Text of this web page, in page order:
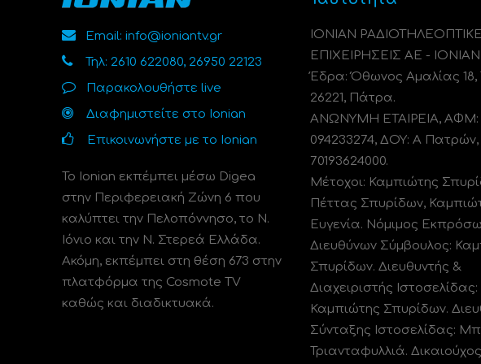
Email: info@ioniantv.gr
Τηλ: 2610 622080, 26950 22123
Παρακολουθήστε live
Διαφημιστείτε στο Ionian
Επικοινωνήστε με το Ionian
Το Ionian εκπέμπει μέσω Digea
στην Περιφερειακή Ζώνη 6 που
καλύπτει την Πελοπόννησο, το N.
Ιόνιο και την Ν. Στερεά Ελλάδα.
Ακόμη, εκπέμπει στη θέση 673 στην
πλατφόρμα της Cosmote TV
καθώς και διαδικτυακά.
ΙΟΝΙΑΝ
ΕΠΙΧΕΙΡΗΣΕΙΣ ΑΕ -
Έδρα: Όθωνος Αμαλίας 18,
26221, Πάτρα.
ΑΝΩΝΥΜΗ ΕΤΑΙΡΕΙΑ, ΑΦΜ:
094233274, ΔΟΥ: A
70193624000.
Μέτοχοι: Καμπιώτης
Πέττας Σπυρίδων,
Ευγενία. Νόμιμος
Διευθύνων Σύμβουλος:
Σπυρίδων. Διευθυντής &
Διαχειριστής Ιστοσελίδας:
Καμπιώτης Σπυρίδων.
Σύνταξης Ιστοσελίδας:
Τριανταφυλλιά. Δικαιούχος